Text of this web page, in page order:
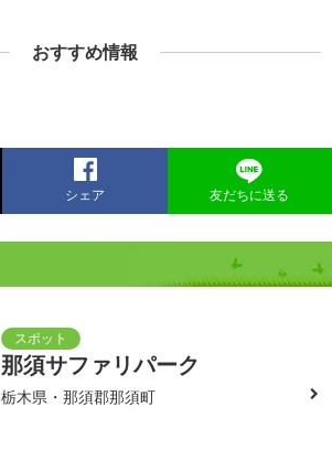
おすすめ情報
シェア 友だちに送る
那須サファリパーク
栃木県・那須郡那須町